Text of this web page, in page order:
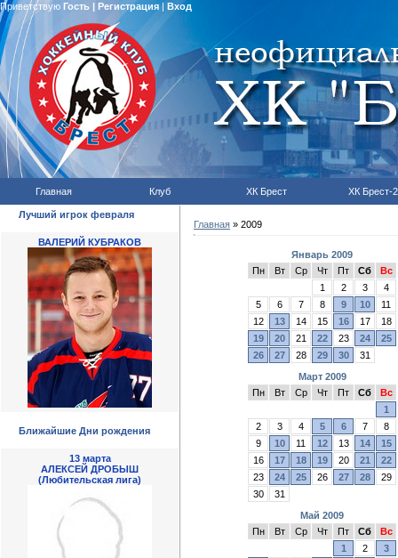
Приветствую Гость | Регистрация| Вход
Главная Клуб ХК Брест ХК Брест-2
Лучший игрок февраля
ВАЛЕРИЙ КУБРАКОВ
Ближайшие Дни рождения
13 марта
АЛЕКСЕЙ ДРОБЫШ
(Любительская лига)
Главная » 2009
Январь 2009
Пн
Вт Ср Чт Пт Сб
Вс
1
2 3
4
5
6 7 8 9 10
11
12
13 14 15 16 17
18
19
20 21 22 23 24
25
26
27 28 29 30
31
Март 2009
Пн
Вт Ср Чт Пт Сб
Вс
1
2
3 4 5 6 7
8
9
10 11 12 13 14
15
16
17 18 19 20 21
22
23
24 25 26 27 28
29
30
31
Май 2009
Пн
Вт Ср Чт Пт Сб
Вс
1
2
3